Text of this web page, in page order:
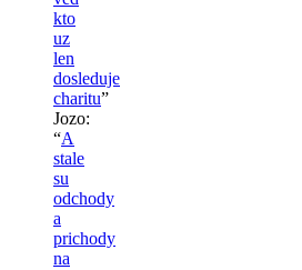
kto
uz
len
dosleduje
charitu”
Jozo:
“A
stale
su
odchody
a
prichody
na